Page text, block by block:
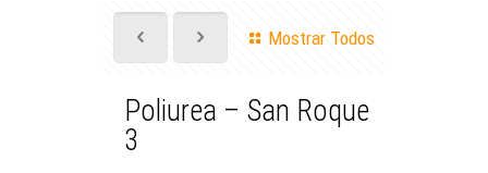
Mostrar Todos
Poliurea – San Roque
3